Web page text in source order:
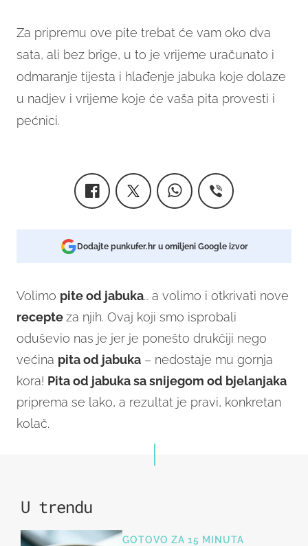
Za pripremu ove pite trebat će vam oko dva
sata, ali bez brige, u to je vrijeme uračunato i
odmaranje tijesta i hlađenje jabuka koje dolaze
u nadjev i vrijeme koje će vaša pita provesti i
pećnici.
Dodajte punkufer.hr u omiljeni Google izvor
Volimo pite od jabuka… a volimo i otkrivati nove
recepteza njih. Ovaj koji smo isprobali
oduševio nas je jer je ponešto drukčiji nego
većina pita od jabuka – nedostaje mu gornja
kora! Pita od jabuka sa snijegom od bjelanjaka
priprema se lako, a rezultat je pravi, konkretan
kolač.
U trendu
GOTOVO ZA 15 MINUTA